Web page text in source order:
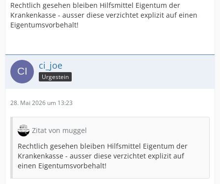
Rechtlich gesehen bleiben Hilfsmittel Eigentum der
Krankenkasse - ausser diese verzichtet explizit auf einen
Eigentumsvorbehalt!
ci_joe
Urgestein
28. Mai 2026 um 13:23
Zitat von muggel
Rechtlich gesehen bleiben Hilfsmittel Eigentum der
Krankenkasse - ausser diese verzichtet explizit auf
einen Eigentumsvorbehalt!